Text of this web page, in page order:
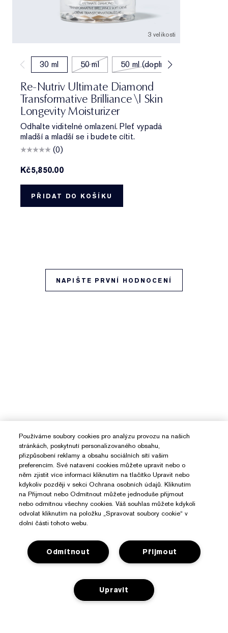
3 velikosti
30 ml 50 ml 50 ml (doplňování)
Re-Nutriv Ultimate Diamond
Transformative Brilliance \| Skin
Longevity Moisturizer
Odhalte viditelné omlazení. Pleť vypadá
mladší a mladší se i budete cítit.
(0)
Kč5,850.00
PŘIDAT DO KOŠÍKU
NAPIŠTE PRVNÍ HODNOCENÍ
Potřebujete Pomoc?
Sledování objednávky
Používáme soubory cookies pro analýzu provozu na našich
stránkách, poskytnutí personalizovaného obsahu,
přizpůsobení reklamy a obsahu sociálních sítí vašim
preferencím. Své natavení cookies můžete upravit nebo o
něm zjistit více informací kliknutím na tlačítko Upravit nebo
kdykoliv později v sekci Ochrana osobních údajů. Kliknutím
na Přijmout nebo Odmítnout můžete jednoduše přijmout
nebo odmítnou všechny cookies. Váš souhlas můžete kdykoli
odvolat kliknutím na položku „Spravovat soubory cookie“ v
dolní části tohoto webu.
Přijmout
Odmítnout
Upravit